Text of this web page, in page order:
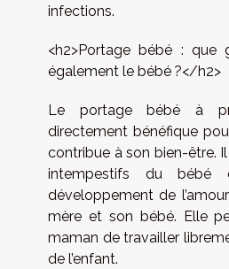
infections.
<h2>Portage bébé :
également le bébé ?</h2>
Le portage bébé à
directement bénéfique
contribue à son bien-être.
intempestifs du bébé
développement de
mère et son bébé. Elle
maman de travailler
de l’enfant.